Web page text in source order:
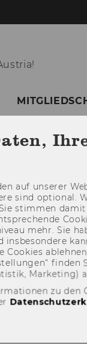
auf un­se­rer
sind op­tio­nal.
stim­men
mehr. Sie
ins­be­son­de­re
Coo­kies
fin­den
Mar­ke­ting)
zu den